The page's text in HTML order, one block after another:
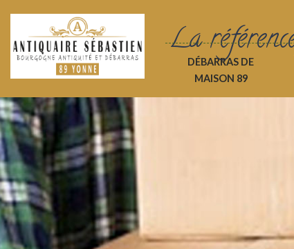
LaDÉBARRAS DE
MAISON 89